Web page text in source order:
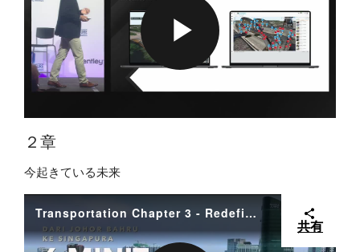
D
E
O
Y
V
I
P
A
２章
今起きている未来
Transportation Chapter 3 - Redefining the New Normal
共有